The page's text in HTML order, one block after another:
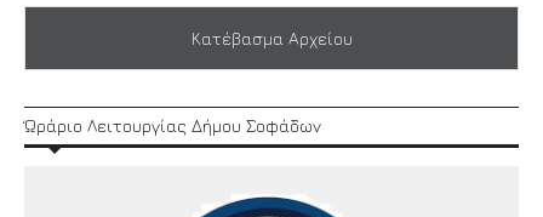
Κατέβασμα Αρχείου
Ώράριο Λειτουργίας Δήμου Σοφάδων